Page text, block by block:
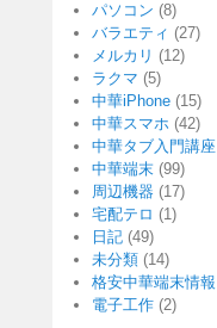
パソコン (8)
バラエティ (27)
メルカリ (12)
ラクマ (5)
中華iPhone (15)
中華スマホ (42)
中華タブ入門講座
中華端末 (99)
周辺機器 (17)
宅配テロ (1)
日記 (49)
未分類 (14)
格安中華端末情報
電子工作 (2)